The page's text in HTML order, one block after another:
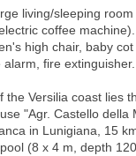
living/sleeping
coffee
high chair, baby
fire
Versilia coast lies
"Agr. Castello
in Lunigiana, 15
(8 x 4 m, depth